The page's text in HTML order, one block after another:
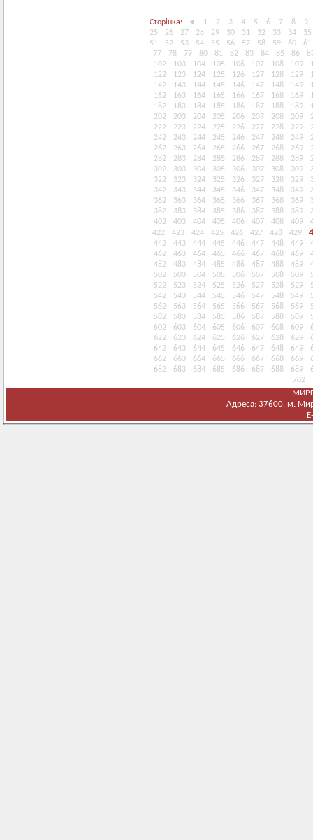
Сторінка: ◄ 1 2 3 4 5 6 7 8
9
25
26 27 28 29 30 31 32 33 34
35
51
52 53 54 55 56 57 58 59 60
61
77
78 79 80 81 82 83 84 85 86
102
103 104 105 106 107 108 109
122
123 124 125 126 127 128 129
142
143 144 145 146 147 148 149
162
163 164 165 166 167 168 169
182
183 184 185 186 187 188 189
202
203 204 205 206 207 208 209
222
223 224 225 226 227 228 229
242
243 244 245 246 247 248 249
262
263 264 265 266 267 268 269
282
283 284 285 286 287 288 289
302
303 304 305 306 307 308 309
322
323 324 325 326 327 328 329
342
343 344 345 346 347 348 349
362
363 364 365 366 367 368 369
382
383 384 385 386 387 388 389
402
403 404 405 406 407 408 409
422
423 424 425 426 427 428 429
442 443 444 445 446 447 448 449
462
463 464 465 466 467 468 469
482
483 484 485 486 487 488 489
502
503 504 505 506 507 508 509
522
523 524 525 526 527 528 529
542
543 544 545 546 547 548 549
562
563 564 565 566 567 568 569
582
583 584 585 586 587 588 589
602
603 604 605 606 607 608 609
622
623 624 625 626 627 628 629
642
643 644 645 646 647 648 649
662
663 664 665 666 667 668 669
682
683 684 685 686 687 688 689
702
Адреса: 37600, м.